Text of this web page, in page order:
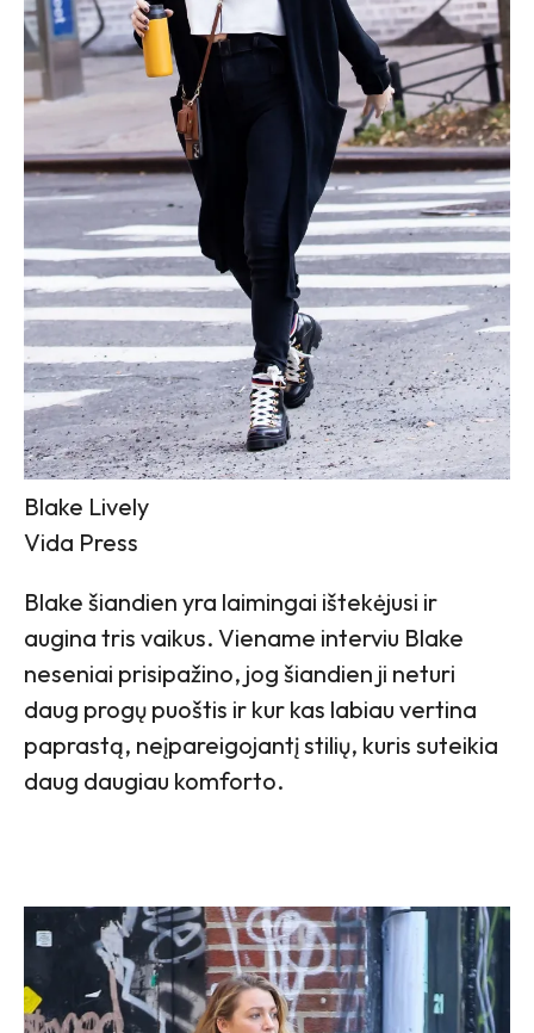
Blake Lively
Vida Press
Blake šiandien yra laimingai ištekėjusi ir
augina tris vaikus. Viename interviu Blake
neseniai prisipažino, jog šiandien ji neturi
daug progų puoštis ir kur kas labiau vertina
paprastą, neįpareigojantį stilių, kuris suteikia
daug daugiau komforto.